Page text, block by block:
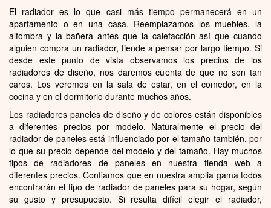
El radiador es lo que casi más tiempo permanecerá en un
apartamento o en una casa. Reemplazamos los muebles, la
alfombra y la bañera antes que la calefacción así que cuando
alguien compra un radiador, tiende a pensar por largo tiempo. Si
desde este punto de vista observamos los precios de los
radiadores de diseño, nos daremos cuenta de que no son tan
caros. Los veremos en la sala de estar, en el comedor, en la
cocina y en el dormitorio durante muchos años.
Los radiadores paneles de diseño y de colores están disponibles
a diferentes precios por modelo. Naturalmente el precio del
radiador de paneles está influenciado por el tamaño también, por
lo que su precio depende del modelo y del tamaño. Hay muchos
tipos de radiadores de paneles en nuestra tienda web a
diferentes precios. Confiamos que en nuestra amplia gama todos
encontrarán el tipo de radiador de paneles para su hogar, según
su gusto y presupuesto. Si resulta difícil elegir el radiador,